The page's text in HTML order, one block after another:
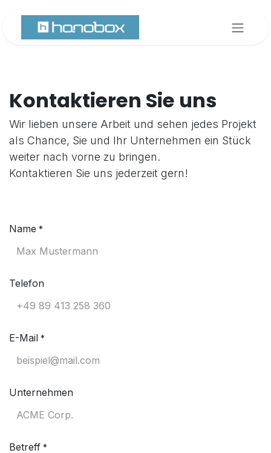
Kontaktieren Sie uns
Wir lieben unsere Arbeit und sehen jedes Projekt
als Chance, Sie und Ihr Unternehmen ein Stück
weiter nach vorne zu bringen.
Kontaktieren Sie uns jederzeit gern!
Name *
Telefon
E-Mail *
Unternehmen
Betreff *